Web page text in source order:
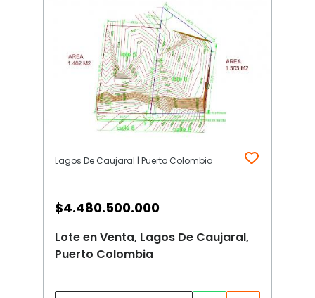
Lagos De Caujaral | Puerto Colombia
$4.480.500.000
Lote en Venta, Lagos De Caujaral,
Puerto Colombia